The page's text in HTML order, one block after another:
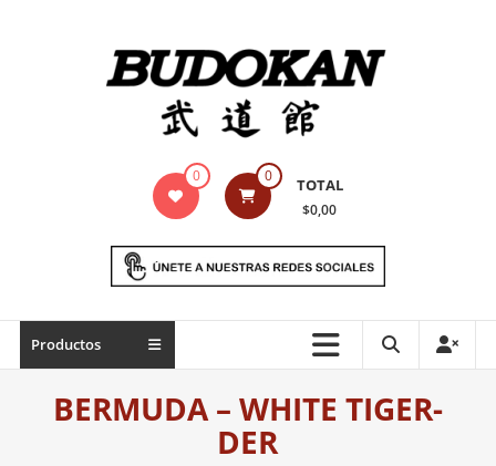
Indumentaria
marciales
Todo
necesario
0 0 TOTAL
$0,00
Productos
BERMUDA – WHITE TIGER-
DER